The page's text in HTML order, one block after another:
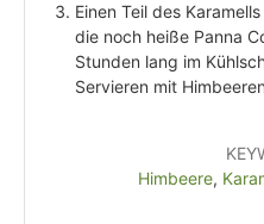
Einen Teil des
die noch heiße Panna
Stunden lang im
Servieren mit
Himbeere,